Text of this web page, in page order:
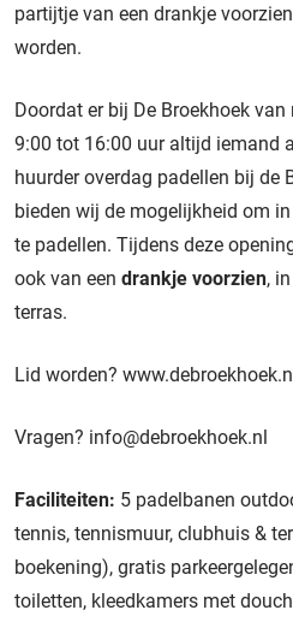
partijtje van een drankje
worden.
Doordat er bij De Broekhoek
9:00 tot 16:00 uur altijd iemand
huurder overdag padellen bij de
bieden wij de mogelijkheid om
te padellen. Tijdens deze
ook van een drankje voorzien,
terras.
Lid worden?
Vragen? info@debroekhoek.nl
Faciliteiten: 5 padelbanen
tennis, tennismuur, clubhuis &
boekening), gratis
toiletten, kleedkamers met